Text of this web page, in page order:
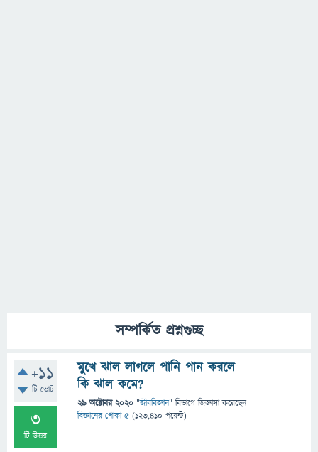
সম্পর্কিত প্রশ্নগুচ্ছ
+11
টি ভোট
3
টি উত্তর
মুখে ঝাল লাগলে পানি পান করলে
কি ঝাল কমে?
29 অক্টোবর 2020 "জীববিজ্ঞান" বিভাগে জিজ্ঞাসাকরেছেন
বিজ্ঞানের পোকা ৫ (123,410 পয়েন্ট)